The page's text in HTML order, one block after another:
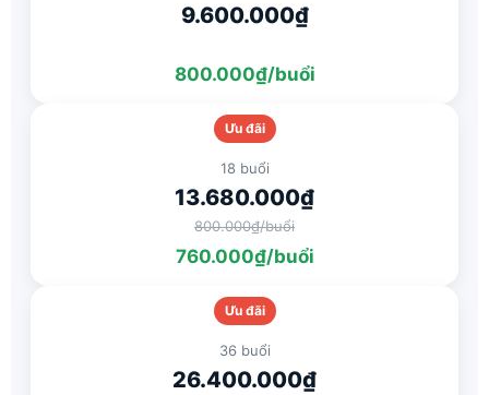
9.600.000₫
800.000₫/buổi
Ưu đãi
18 buổi
13.680.000₫
800.000₫/buổi
760.000₫/buổi
Ưu đãi
36 buổi
26.400.000₫